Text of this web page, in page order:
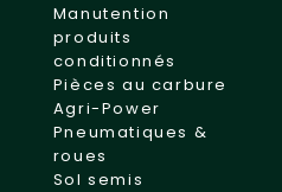
Manutention
produits
conditionnés
Pièces au carbure
Agri-Power
Pneumatiques &
roues
Sol semis